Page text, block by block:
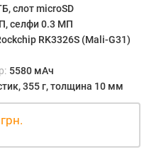
слот microSD
селфи 0.3 МП
RK3326S (Mali-G31)
5580 мАч
355 г, толщина 10 мм
грн.